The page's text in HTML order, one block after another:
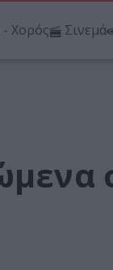
Χορός Σινεμά